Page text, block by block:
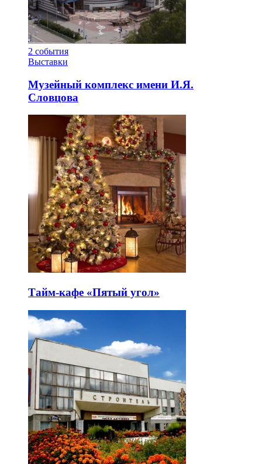
2 события
Выставки
Музейный комплекс имени И.Я.
Словцова
Тайм-кафе «Пятый угол»